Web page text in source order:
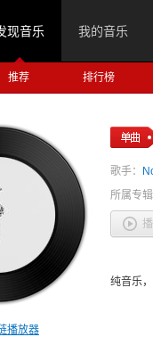
现音乐 我的音乐
推荐 排行榜